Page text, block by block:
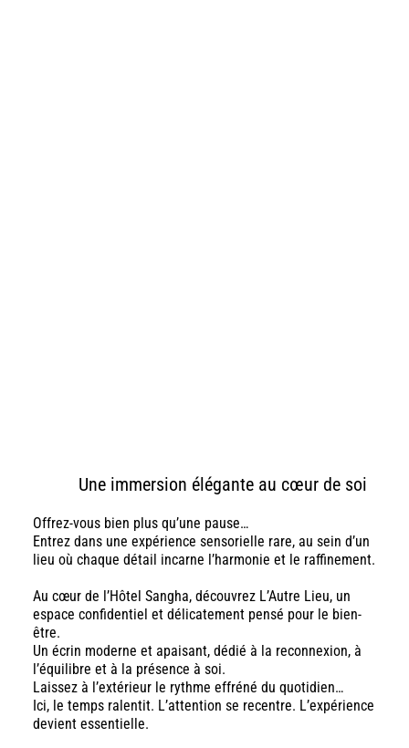
Une immersion élégante au cœur de soi
Offrez-vous bien plus qu’une pause…
Entrez dans une expérience sensorielle rare, au sein d’un
lieu où chaque détail incarne l’harmonie et le raffinement.
Au cœur de l’Hôtel Sangha, découvrez L’Autre Lieu, un
espace confidentiel et délicatement pensé pour le bien-
être.
Un écrin moderne et apaisant, dédié à la reconnexion, à
l’équilibre et à la présence à soi.
Laissez à l’extérieur le rythme effréné du quotidien…
Ici, le temps ralentit. L’attention se recentre. L’expérience
devient essentielle.